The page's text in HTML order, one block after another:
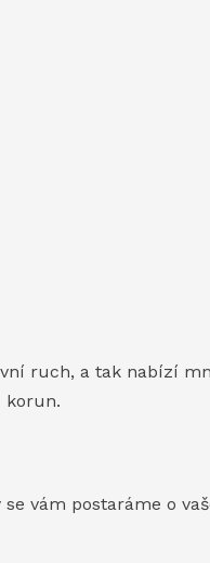
ruch, a tak nabízí
korun.
vám postaráme o